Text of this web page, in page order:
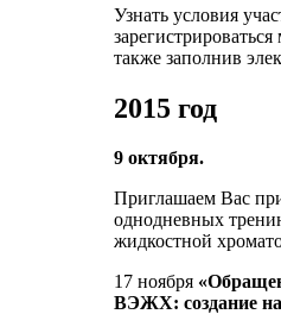
Узнать условия
также заполнив
2015 год
9 октября.
Приглашаем Вас
однодневных
жидкостной
17 ноября
ВЭЖХ: создание